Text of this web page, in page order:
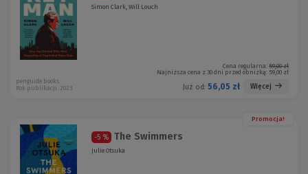
Simon Clark, Will Louch
Cena regularna: 59,00 zł
Najniższa cena z 30 dni przed obniżką: 59,00 zł
Już od: 56,05 zł Więcej
penguide books
Rok publikacji: 2023
Promocja!
-5 % The Swimmers
Julie Otsuka